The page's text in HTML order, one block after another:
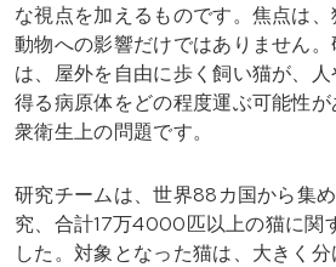
な視点を加えるものです。焦点は
動物への影響だけではありません
は、屋外を自由に歩く飼い猫が、
得る病原体をどの程度運ぶ可能性
衆衛生上の問題です。
研究チームは、世界88カ国から集
究、合計17万4000匹以上の猫に関
した。対象となった猫は、大きく